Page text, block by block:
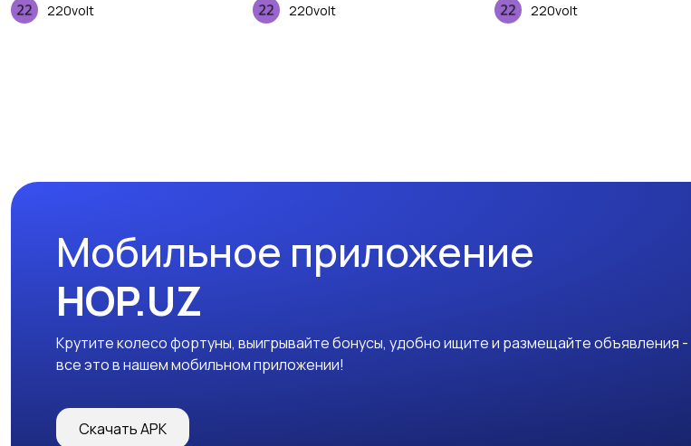
220volt 220volt 220volt
Мобильное приложение
HOP.UZ
Крутите колесо фортуны, выигрывайте бонусы, удобно ищите и размещайте объявления -
все это в нашем мобильном приложении!
Скачать APK